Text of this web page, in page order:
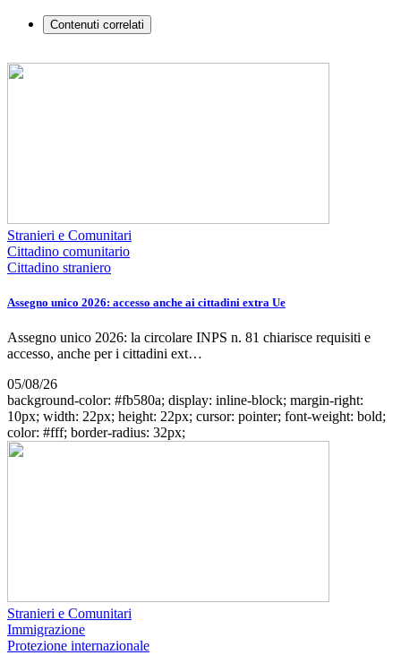
Contenuti correlati
Stranieri e Comunitari
Cittadino comunitario
Cittadino straniero
Assegno unico 2026: accesso anche ai cittadini extra Ue
Assegno unico 2026: la circolare INPS n. 81 chiarisce requisiti e
accesso, anche per i cittadini ext…
05/08/26
background-color: #fb580a; display: inline-block; margin-right:
10px; width: 22px; height: 22px; cursor: pointer; font-weight: bold;
color: #fff; border-radius: 32px;
Stranieri e Comunitari
Immigrazione
Protezione internazionale